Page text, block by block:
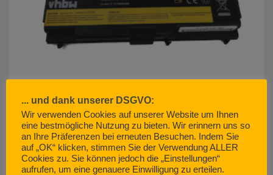
akku500.de (EMCOM GmbH) – so geht Kundenservice. Nicht.
JUNI 29, 2022
... und dank unserer DSGVO:
Wir verwenden Cookies auf unserer Website um Ihnen
eine bestmögliche Nutzung zu bieten. Wir erinnern uns so
an Ihre Präferenzen bei erneuten Besuchen. Indem Sie
auf „OK“ klicken, stimmen Sie der Verwendung ALLER
Cookies zu. Sie können jedoch die „Einstellungen“
aufrufen, um eine genauere Einwilligung zu erteilen.